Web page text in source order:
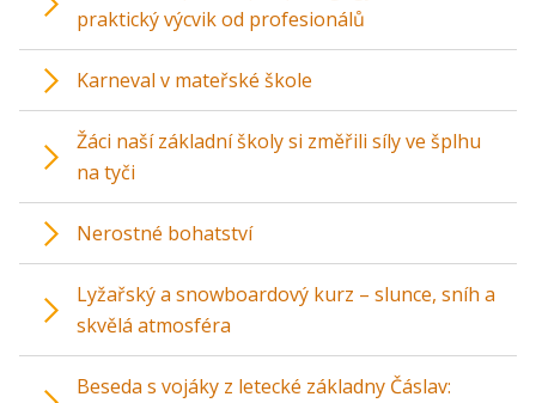
praktický výcvik od profesionálů
Karneval v mateřské škole
Žáci naší základní školy si změřili síly ve šplhu
na tyči
Nerostné bohatství
Lyžařský a snowboardový kurz – slunce, sníh a
skvělá atmosféra
Beseda s vojáky z letecké základny Čáslav: